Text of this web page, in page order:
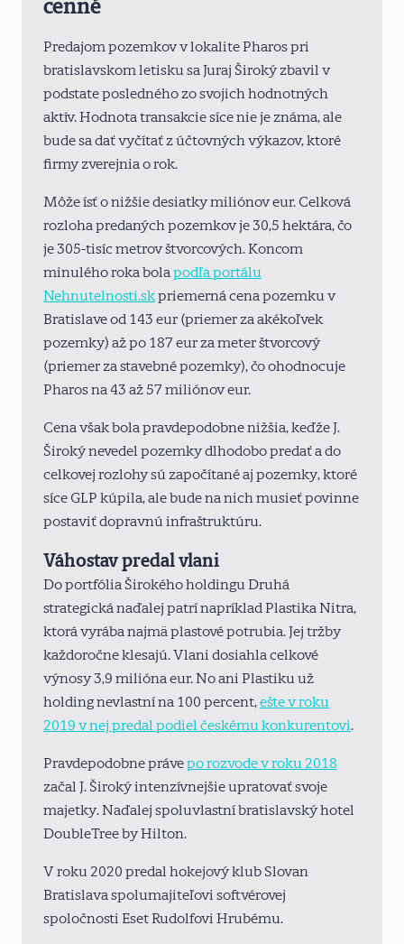
cenné
Predajom pozemkov v lokalite Pharos pri
bratislavskom letisku sa Juraj Široký zbavil v
podstate posledného zo svojich hodnotných
aktív. Hodnota transakcie síce nie je známa, ale
bude sa dať vyčítať z účtovných výkazov, ktoré
firmy zverejnia o rok.
Môže ísť o nižšie desiatky miliónov eur. Celková
rozloha predaných pozemkov je 30,5 hektára, čo
je 305-tisíc metrov štvorcových. Koncom
minulého roka bolapodľa portálu
Nehnutelnosti.skpriemerná cena pozemku v
Bratislave od 143 eur (priemer za akékoľvek
pozemky) až po 187 eur za meter štvorcový
(priemer za stavebné pozemky), čo ohodnocuje
Pharos na 43 až 57 miliónov eur.
Cena však bola pravdepodobne nižšia, keďže J.
Široký nevedel pozemky dlhodobo predať a do
celkovej rozlohy sú započítané aj pozemky, ktoré
síce GLP kúpila, ale bude na nich musieť povinne
postaviť dopravnú infraštruktúru.
Váhostav predal vlani
Do portfólia Širokého holdingu Druhá
strategická naďalej patrí napríklad Plastika Nitra,
ktorá vyrába najmä plastové potrubia. Jej tržby
každoročne klesajú. Vlani dosiahla celkové
výnosy 3,9 milióna eur. No ani Plastiku už
holding nevlastní na 100 percent,ešte v roku
2019 v nej predal podiel českému konkurentovi.
Pravdepodobne právepo rozvode v roku 2018
začal J. Široký intenzívnejšie upratovať svoje
majetky. Naďalej spoluvlastní bratislavský hotel
DoubleTree by Hilton.
V roku 2020 predal hokejový klub Slovan
Bratislava spolumajiteľovi softvérovej
spoločnosti Eset Rudolfovi Hrubému.